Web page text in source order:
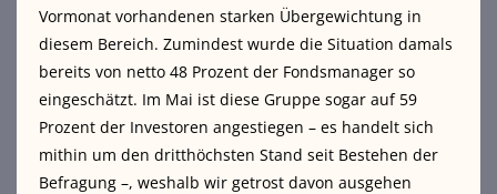
Vormonat vorhandenen starken Übergewichtung in
diesem Bereich. Zumindest wurde die Situation damals
bereits von netto 48 Prozent der Fondsmanager so
eingeschätzt. Im Mai ist diese Gruppe sogar auf 59
Prozent der Investoren angestiegen – es handelt sich
mithin um den dritthöchsten Stand seit Bestehen der
Befragung –, weshalb wir getrost davon ausgehen